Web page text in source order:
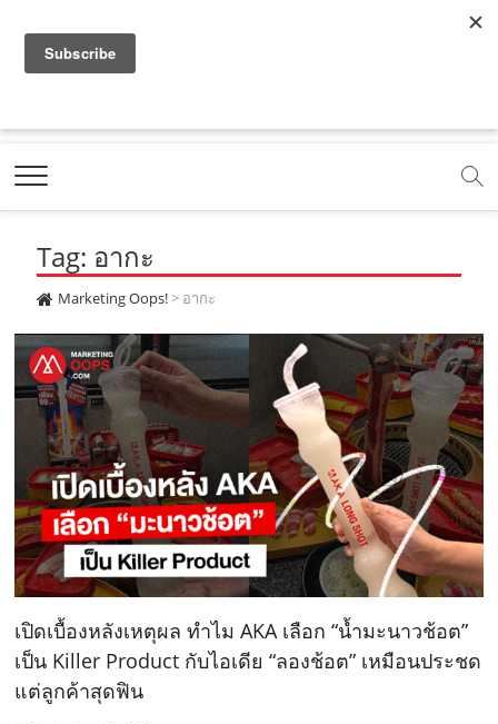
a
e
b
o
o
k
.
c
o
m
o
t
b
e
.
c
o
m
.
o
e
m
e
t
g
a
m
.
c
o
m
t
k
c
o
m
Marketing Oops!
DIGITAL | CREATIVE | ADVERTISING | CAMPAIGN |
Tag: อากะ
Marketing Oops!> อากะ
เปิดเบื้องหลังเหตุผล ทำไม AKA เลือก “น้ำมะนาวช้อต”
เป็น Killer Product กับไอเดีย “ลองช้อต” เหมือนประชด
แต่ลูกค้าสุดฟิน